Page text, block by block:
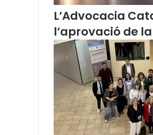
a
S
n
d
i
(
2
0
L’Advocacia
l’aprovació de